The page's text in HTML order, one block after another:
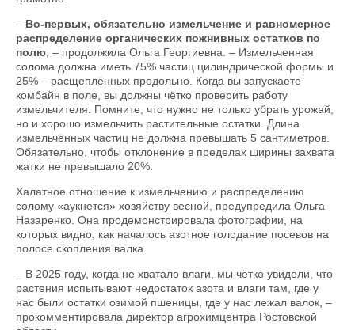
– Во-первых, обязательно измельчение и равномерное
распределение органических пожнивных остатков по
полю , – продолжила Ольга Георгиевна. – Измельченная
солома должна иметь 75% частиц цилиндрической формы и
25% – расщеплённых продольно. Когда вы запускаете
комбайн в поле, вы должны чётко проверить работу
измельчителя. Помните, что нужно не только убрать урожай,
но и хорошо измельчить растительные остатки. Длина
измельчённых частиц не должна превышать 5 сантиметров.
Обязательно, чтобы отклонение в пределах ширины захвата
жатки не превышало 20%.
Халатное отношение к измельчению и распределению
солому «аукнется» хозяйству весной, предупредила Ольга
Назаренко. Она продемонстрировала фотографии, на
которых видно, как началось азотное голодание посевов на
полосе скопления валка.
– В 2025 году, когда не хватало влаги, мы чётко увидели, что
растения испытывают недостаток азота и влаги там, где у
нас были остатки озимой пшеницы, где у нас лежал валок, –
прокомментировала директор агрохимцентра Ростовской